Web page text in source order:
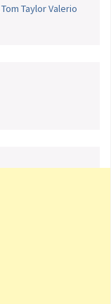
Tom TaylorValerio